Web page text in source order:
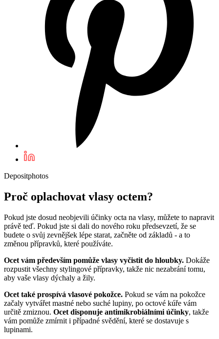
Depositphotos
Proč oplachovat vlasy octem?
Pokud jste dosud neobjevili účinky octa na vlasy, můžete to napravit
právě teď. Pokud jste si dali do nového roku předsevzetí, že se
budete o svůj zevnějšek lépe starat, začněte od základů - a to
změnou přípravků, které používáte.
Ocet vám především pomůže vlasy vyčistit do hloubky. Dokáže
rozpustit všechny stylingové přípravky, takže nic nezabrání tomu,
aby vaše vlasy dýchaly a žily.
Ocet také prospívá vlasové pokožce. Pokud se vám na pokožce
začaly vytvářet mastné nebo suché lupiny, po octové kúře vám
určitě zmiznou. Ocet disponuje antimikrobiálními účinky, takže
vám pomůže zmírnit i případné svědění, které se dostavuje s
lupinami.